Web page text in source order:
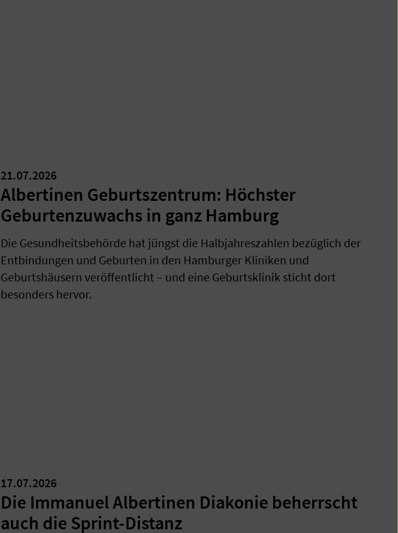
21.07.2026
Albertinen Geburtszentrum: Höchster
Geburtenzuwachs in ganz Hamburg
Die Gesundheitsbehörde hat jüngst die Halbjahreszahlen bezüglich der
Entbindungen und Geburten in den Hamburger Kliniken und
Geburtshäusern veröffentlicht – und eine Geburtsklinik sticht dort
besonders hervor.
17.07.2026
Die Immanuel Albertinen Diakonie beherrscht
auch die Sprint-Distanz